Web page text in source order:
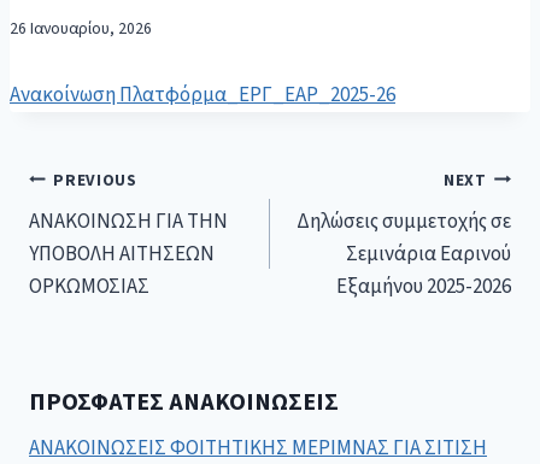
26 Ιανουαρίου, 2026
Ανακοίνωση Πλατφόρμα_ΕΡΓ_ΕΑΡ_2025-26
PREVIOUS
ΑΝΑΚΟΙΝΩΣΗ ΓΙΑ ΤΗΝ
ΥΠΟΒΟΛΗ ΑΙΤΗΣΕΩΝ
ΟΡΚΩΜΟΣΙΑΣ
NEXT
Δηλώσεις συμμετοχής σε
Σεμινάρια Εαρινού
Εξαμήνου 2025-2026
ΠΡΌΣΦΑΤΕΣ ΑΝΑΚΟΙΝΏΣΕΙΣ
ΑΝΑΚΟΙΝΩΣΕΙΣ ΦΟΙΤΗΤΙΚΗΣ ΜΕΡΙΜΝΑΣ ΓΙΑ ΣΙΤΙΣΗ